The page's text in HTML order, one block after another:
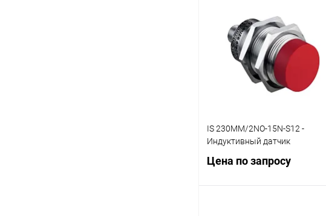
Купить в 1 клик
В избранное
Наличие
уточняйте
IS 230MM/2NO-15N-S12 -
Индуктивный датчик
Цена по запросу